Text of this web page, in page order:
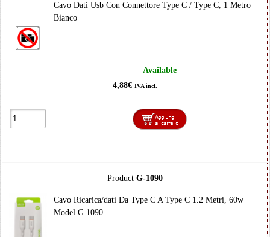
Cavo Dati Usb Con Connettore Type C / Type C, 1 Metro
Bianco
Available
4,88€ IVA incl.
Product G-1090
Cavo Ricarica/dati Da Type C A Type C 1.2 Metri, 60w
Model G 1090